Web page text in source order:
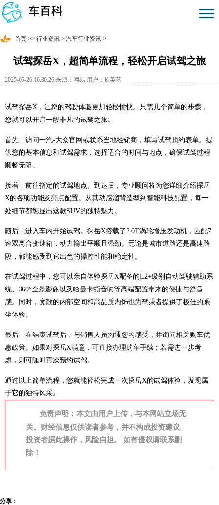
首页 >> 行业资讯 > 汽车行业资讯 >
试驾探岳X，超简单流程，轻松开启试驾之旅
2025-05-26 16:30:26 来源：网易 用户：屈英艺
试驾探岳X，让您的驾驶体验更加轻松愉快。只需几个简单的步骤，
您就可以开启一段非凡的试驾之旅。
首先，访问一汽-大众官网或联系当地经销商，填写试驾预约表单。提
供您的基本信息和试驾需求，选择适合的时间与地点，确保试驾过程
顺畅无阻。
接着，前往指定的试驾地点。到达后，专业顾问将为您详细介绍探岳
X的各项功能及亮点配置。从其动感溜背造型到智能科技配置，每一
处细节都彰显出这款SUV的独特魅力。
随后，进入车内开始试驾。探岳X搭载了2.0T涡轮增压发动机，匹配7
速双离合变速箱，动力输出平顺且强劲。无论是城市道路还是高速路
段，都能感受到它出色的操控性能和稳定性。
在试驾过程中，您可以亲自体验探岳X配备的L2+级别自动驾驶辅助系
统、360°全景影像以及哈曼卡顿音响等高端配置带来的便捷与舒适
感。同时，宽敞的内部空间和高品质内饰也为驾乘者提供了极佳的乘
坐体验。
最后，在结束试驾后，与销售人员沟通您的感受，并询问相关购车优
惠政策。如果对探岳X满意，可直接办理购车手续；若需进一步考
虑，则可随时再次预约试驾。
通过以上简单流程，您就能轻松完成一次探岳X的试驾体验，发现属
于它的独特风采。
免责声明：本文由用户上传，与本网站立场无
关。财经信息仅供读者参考，并不构成投资建议。
投资者据此操作，风险自担。 如有侵权请联系删
除！
分享：